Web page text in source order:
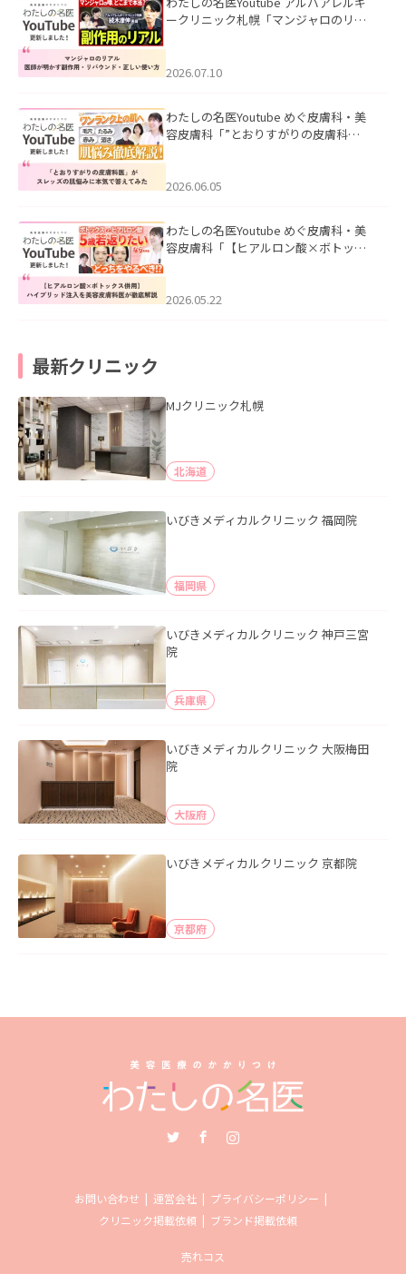
ークリニック札幌「マンジャロのリア
た。
2026.07.10
わたしの名医Youtube めぐ皮膚科・美
容皮膚科「”とおりすがりの皮膚科
2026.06.05
わたしの名医Youtube めぐ皮膚科・美
容皮膚科「【ヒアルロン酸×ボトック
た。
2026.05.22
最新クリニック
MJクリニック札幌
北海道
いびきメディカルクリニック 福岡院
福岡県
いびきメディカルクリニック 神戸三宮
院
兵庫県
いびきメディカルクリニック 大阪梅田
院
大阪府
いびきメディカルクリニック 京都院
京都府
お問い合わせ 運営会社
プライバシーポリシー
クリニック掲載依頼
ブランド掲載依頼
売れコス